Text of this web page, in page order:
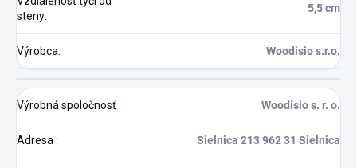
steny:
5,5 cm
Výrobca: Woodisio s.r.o.
Výrobná spoločnosť: Woodisio s. r. o.
Adresa: Sielnica 213 962 31 Sielnica